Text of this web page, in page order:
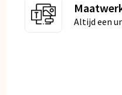
Altijd een